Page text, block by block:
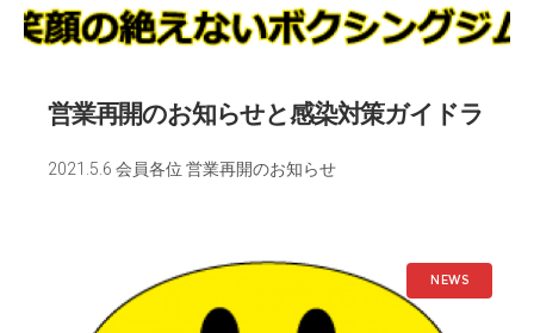
営業再開のお知らせと感染対策ガイドラ
2021.5.6 会員各位 営業再開のお知らせ
NEWS